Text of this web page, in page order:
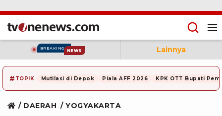
BREAKING NEWS Lainnya
# TOPIK Mutilasi di Depok Piala AFF 2026 KPK OTT Bupati
DAERAH YOGYAKARTA